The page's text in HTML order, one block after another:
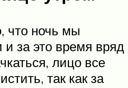
что ночь мы
и за это время вряд
лицо все
так как за